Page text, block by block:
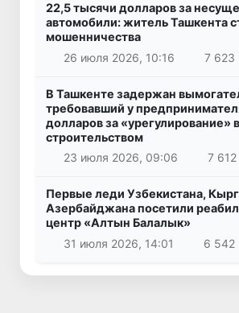
22,5 тысячи долларов за
автомобили: житель Ташкента
мошенничества
26 июля 2026, 10:16
7 623
В Ташкенте задержан
требовавший у
долларов за «урегулирование»
строительством
23 июля 2026, 09:06
7 612
Первые леди Узбекистана,
Азербайджана посетили
центр «Алтын Балалык»
31 июля 2026, 14:01
6 542